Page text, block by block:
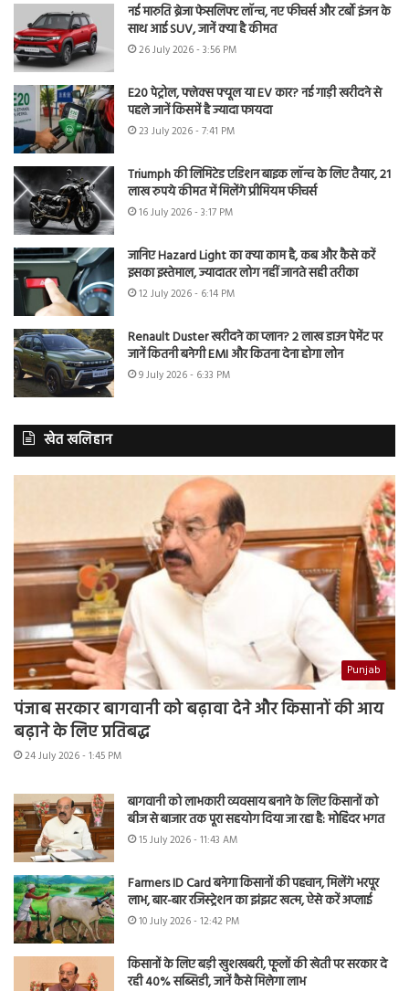
नई मारुति ब्रेजा फेसलिफ्ट लॉन्च, नए फीचर्स और टर्बो इंजन के
साथ आई SUV, जानें क्या है कीमत
26 July 2026 - 3:56 PM
E20 पेट्रोल, फ्लेक्स फ्यूल या EV कार? नई गाड़ी खरीदने से
पहले जानें किसमें है ज्यादा फायदा
23 July 2026 - 7:41 PM
Triumph की लिमिटेड एडिशन बाइक लॉन्च के लिए तैयार, 21
लाख रुपये कीमत में मिलेंगे प्रीमियम फीचर्स
16 July 2026 - 3:17 PM
जानिए Hazard Light का क्या काम है, कब और कैसे करें
इसका इस्तेमाल, ज्यादातर लोग नहीं जानते सही तरीका
12 July 2026 - 6:14 PM
Renault Duster खरीदने का प्लान? 2 लाख डाउन पेमेंट पर
जानें कितनी बनेगी EMI और कितना देना होगा लोन
9 July 2026 - 6:33 PM
खेत खलिहान
Punjab
पंजाब सरकार बागवानी को बढ़ावा देने और किसानों की आय
बढ़ाने के लिए प्रतिबद्ध
24 July 2026 - 1:45 PM
बागवानी को लाभकारी व्यवसाय बनाने के लिए किसानों को
बीज से बाजार तक पूरा सहयोग दिया जा रहा है: मोहिंदर भगत
15 July 2026 - 11:43 AM
Farmers ID Card बनेगा किसानों की पहचान, मिलेंगे भरपूर
लाभ, बार-बार रजिस्ट्रेशन का झंझट खत्म, ऐसे करें अप्लाई
10 July 2026 - 12:42 PM
किसानों के लिए बड़ी खुशखबरी, फूलों की खेती पर सरकार दे
रही 40% सब्सिडी, जानें कैसे मिलेगा लाभ